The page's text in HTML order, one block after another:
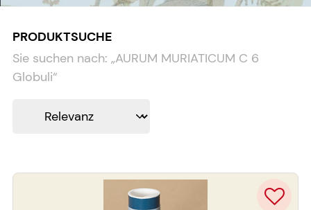
PRODUKTSUCHE
Sie suchen nach: „AURUM MURIATICUM C 6
Globuli“